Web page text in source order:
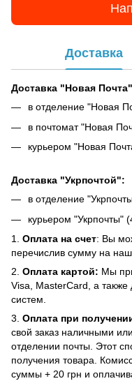
Доставка
Доставка "Новая
в отделение "Новая
в почтомат "Новая
курьером "Новая
Доставка "Укрпочтой":
в отделение
курьером "Укрпочты"
1. Оплата на счет: Вы
перечислив сумму на наш
2. Оплата картой: Мы
Visa, MasterCard, а
систем.
3. Оплата при
свой заказ наличными
отделении почты. Этот
получения товара.
суммы + 20 грн и